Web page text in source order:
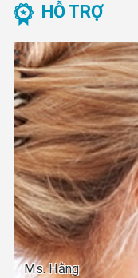
HỖ TRỢ
Ms. Hằng